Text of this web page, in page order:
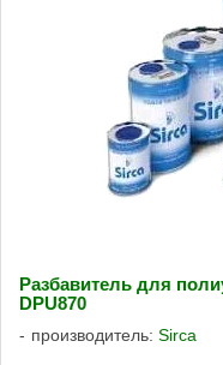
Разбавитель для
DPU870
производитель: Sirca